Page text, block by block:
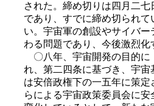
された。締め切りは四月二
であり、すでに締め切られ
い。宇宙軍の創設やサイバ
わる問題であり、今後激烈
〇八年、宇宙開発の目的に
れ、第二四条に基づき、宇
は安倍政権下の一五年に策
らによる宇宙政策委員会に